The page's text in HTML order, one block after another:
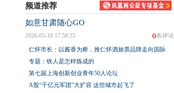
频道推荐
如意甘肃随心GO
0条评论
2026-05-16 17:58:35
仁怀市长：以酱香为桥，推仁怀酒旅票品牌走向国际
专题：铁人是怎样炼成的
第七届上海创新创业青年50人论坛
A股“千亿元军团”大扩容 这些城市起飞了